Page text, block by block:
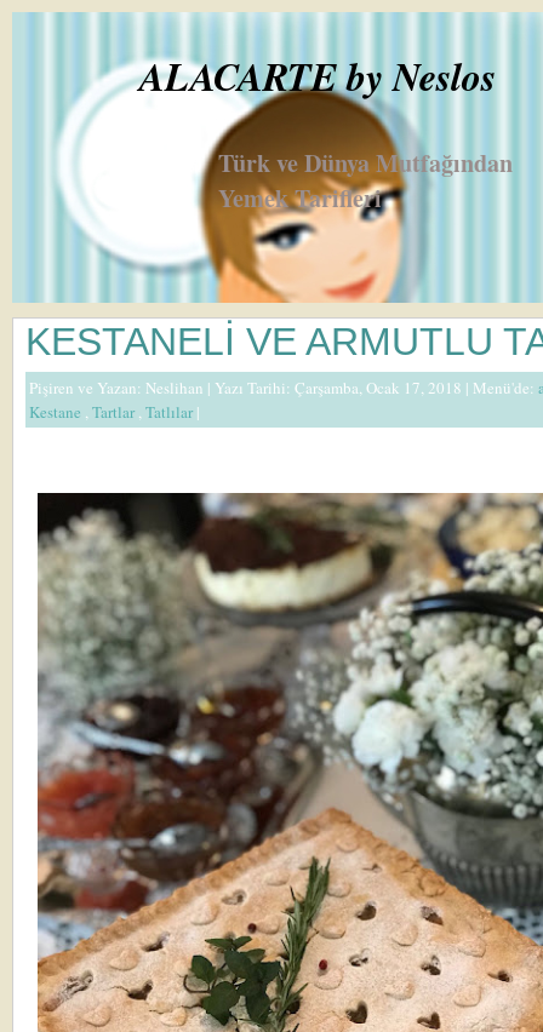
ALACARTE by Neslos
Türk ve Dünya Mutfağından
Yemek Tarifleri
KESTANELİ VE ARMUTLU
Pişiren ve Yazan: Neslihan | Yazı Tarihi: Çarşamba, Ocak 17, 2018 | Menü'de:
Kestane ,Tartlar,Tatlılar|